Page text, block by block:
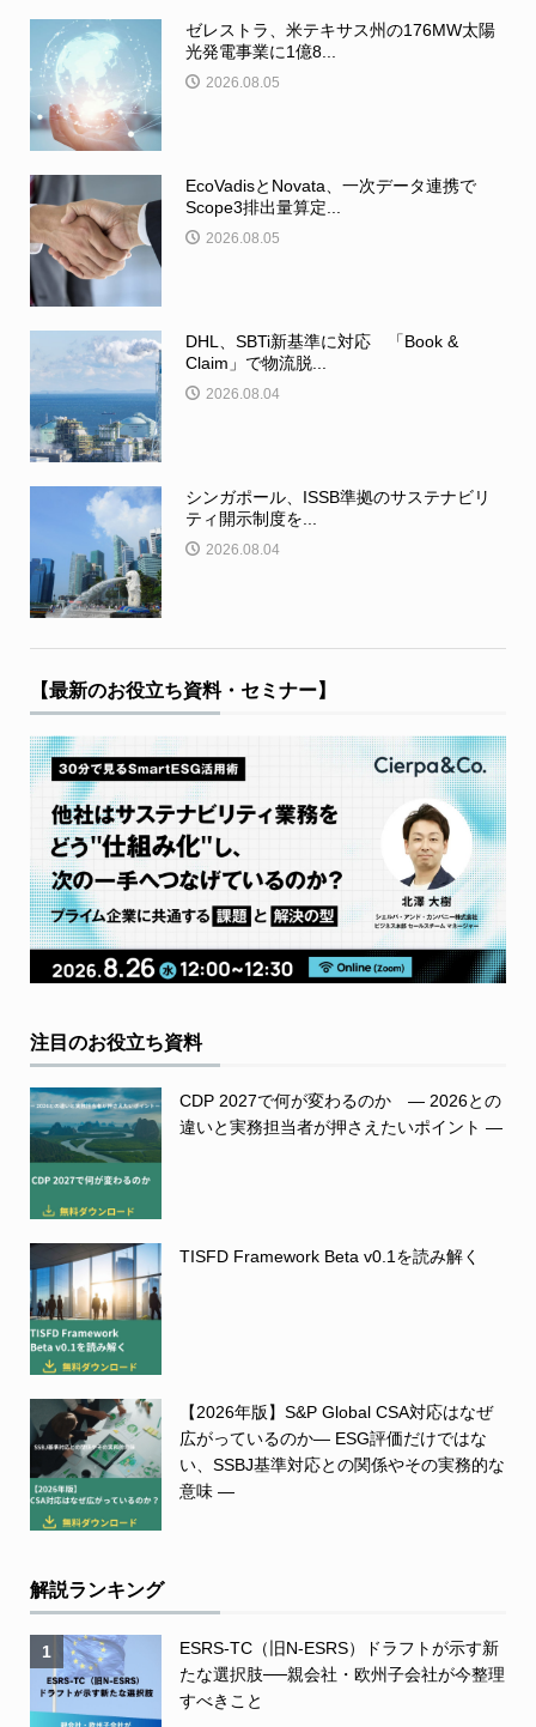
ゼレストラ、米テキサス州の176MW太陽
光発電事業に1億8...
2026.08.05
EcoVadisとNovata、一次データ連携で
Scope3排出量算定...
2026.08.05
DHL、SBTi新基準に対応 「Book &
Claim」で物流脱...
2026.08.04
シンガポール、ISSB準拠のサステナビリ
ティ開示制度を...
2026.08.04
【最新のお役立ち資料・セミナー】
注目のお役立ち資料
CDP 2027で何が変わるのか ― 2026との
違いと実務担当者が押さえたいポイント ―
TISFD Framework Beta v0.1を読み解く
【2026年版】S&P Global CSA対応はなぜ
広がっているのか― ESG評価だけではな
い、SSBJ基準対応との関係やその実務的な
意味 ―
解説ランキング
1
ESRS-TC（旧N-ESRS）ドラフトが示す新
たな選択肢──親会社・欧州子会社が今整理
すべきこと